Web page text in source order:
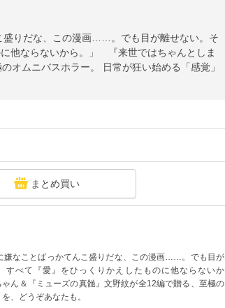
盛りだな、この漫画……。でも目が離せない。そ
他ならないから。」 『来世ではちゃんとしま
オムニバスホラー。 日常が狂い始める「感覚」
まとめ買い
嫌なことばっかてんこ盛りだな、この漫画……。でも目が
すべて『愛』をひっくりかえしたものに他ならないか
ん＆『ミューズの真髄』文野紋が全12編で贈る、至極の
、どうぞあなたも。